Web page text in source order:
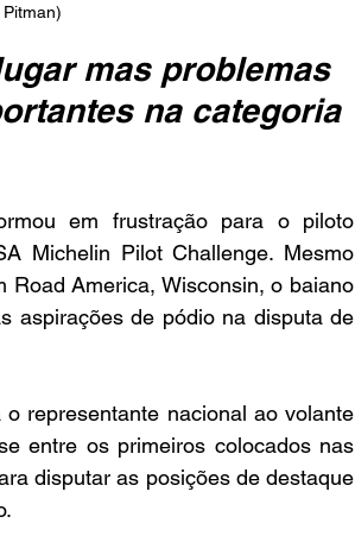
mas problemas
na categoria
em frustração para o piloto
Michelin Pilot Challenge. Mesmo
America, Wisconsin, o baiano
aspirações de pódio na disputa de
representante nacional ao volante
entre os primeiros colocados nas
disputar as posições de destaque